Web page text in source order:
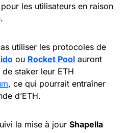
les utilisateurs en raison
utiliser les protocoles de
ou Rocket Pool auront
staker leur ETH
, ce qui pourrait entraîner
d’ETH.
la mise à jour Shapella